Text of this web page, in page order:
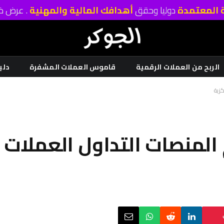
المعتمدةدوليا وحققأهدافك المالية والمهنية. عرض
الربح من العملات الرقمية قاموس العملات المشفرة
التداول